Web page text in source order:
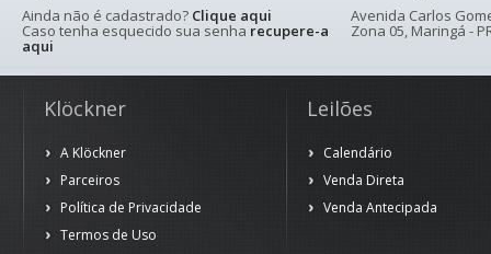
Ainda não é cadastrado? Clique aqui
Caso tenha esquecido sua senha recupere-a
aqui
Avenida Carlos
Zona 05, Maringá -
Klöckner
A Klöckner
Parceiros
Política de Privacidade
Termos de Uso
Leilões
Calendário
Venda Direta
Venda Antecipada